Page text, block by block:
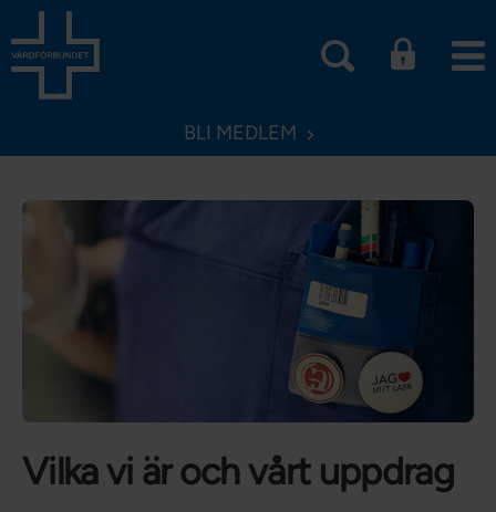
BLI MEDLEM
Vilka vi är och vårt upp­drag